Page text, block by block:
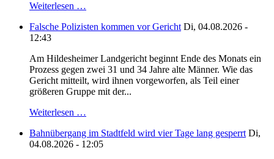
Weiterlesen …
Falsche Polizisten kommen vor Gericht Di, 04.08.2026 -
12:43
Am Hildesheimer Landgericht beginnt Ende des Monats ein
Prozess gegen zwei 31 und 34 Jahre alte Männer. Wie das
Gericht mitteilt, wird ihnen vorgeworfen, als Teil einer
größeren Gruppe mit der...
Weiterlesen …
Bahnübergang im Stadtfeld wird vier Tage lang gesperrt Di,
04.08.2026 - 12:05